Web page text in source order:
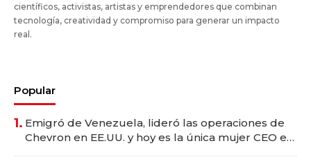
científicos, activistas, artistas y emprendedores que combinan
tecnología, creatividad y compromiso para generar un impacto
real.
Popular
1. Emigró de Venezuela, lideró las operaciones de
Chevron en EE.UU. y hoy es la única mujer CEO en